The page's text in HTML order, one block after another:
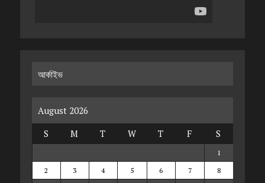
আর্কাইভ
August 2026
S
M T W T F S
1
2
3 4 5 6 7
8